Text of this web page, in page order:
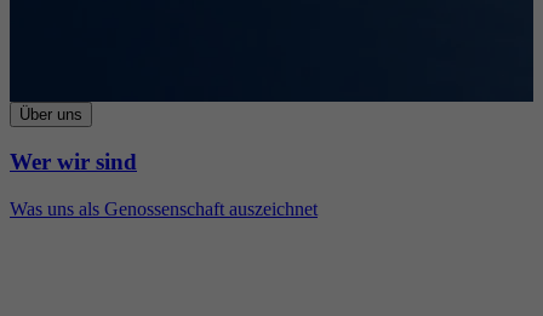
Über uns
Wer wir sind
Was uns als Genossenschaft auszeichnet